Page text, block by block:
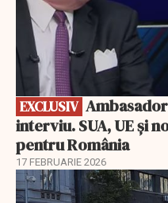
EXCLUSIV
interviu. SUA, UE și
pentru România
17 FEBRUARIE 2026